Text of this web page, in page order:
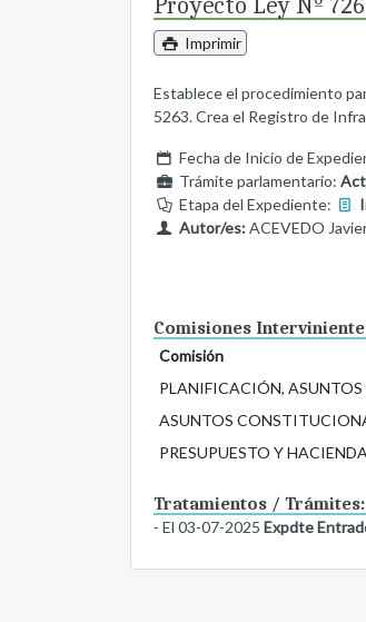
Proyecto Ley Nº
Imprimir
Establece el procedimiento
5263. Crea el Registro de
Fecha de Inicio de
Trámite parlamentario:
Etapa del Expediente:
Autor/es:ACEVEDO
Comisiones
Comisión
PLANIFICACIÓN,
ASUNTOS
PRESUPUESTO Y
Tratamientos / Trámites:
- El 03-07-2025 Expdte